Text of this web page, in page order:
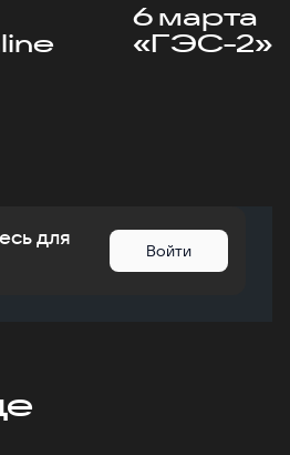
6 марта
«ГЭС-2»
для
Войти